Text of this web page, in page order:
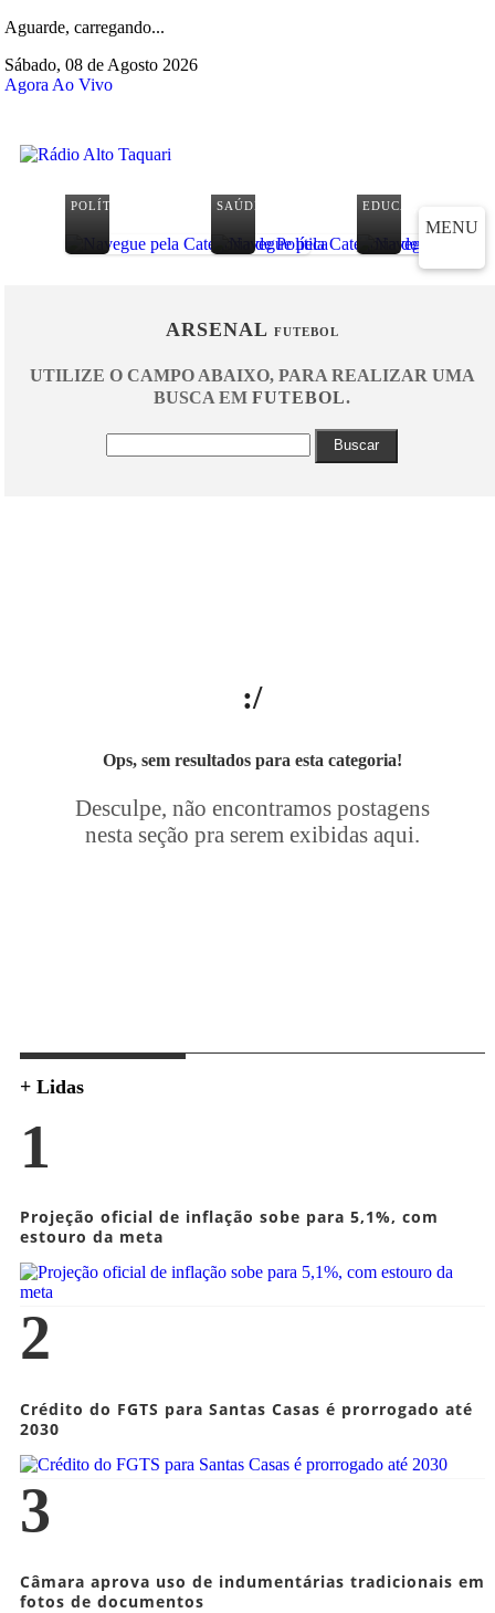
Aguarde, carregando...
Sábado, 08 de Agosto 2026
Agora Ao Vivo
MENU
POLÍTICA SAÚDE EDUCAÇÃO
ARSENAL FUTEBOL
UTILIZE O CAMPO ABAIXO, PARA REALIZAR UMA
BUSCA EMFUTEBOL.
Buscar
:/
Ops, sem resultados para esta categoria!
Desculpe, não encontramos postagens
nesta seção pra serem exibidas aqui.
+ Lidas
1
Projeção oficial de inflação sobe para 5,1%, com
estouro da meta
2
Crédito do FGTS para Santas Casas é prorrogado até
2030
3
Câmara aprova uso de indumentárias tradicionais em
fotos de documentos